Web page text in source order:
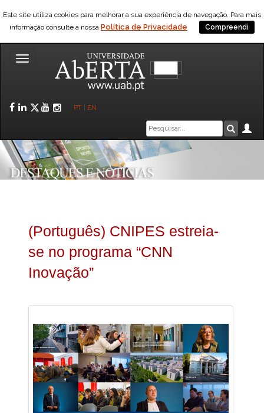
Este site utiliza cookies para melhorar a sua experiência de navegação. Para mais
informação consulte a nossa Política de Privacidade Compreendi
Toggle
Facebook
LinkedIn
Twitter
YouTube
Instagram
PT EN
Caixa
de
pesquisa
(Português) CNIPES estreia-
se no programa “CNN
Inovação”